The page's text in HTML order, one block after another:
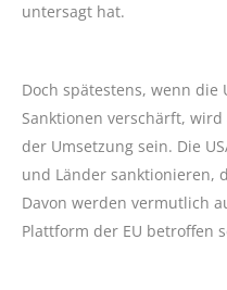
untersagt hat.
Doch spätestens, wenn die
Sanktionen verschärft,
der Umsetzung sein. Die
und Länder sanktionieren,
Davon werden vermutlich
Plattform der EU betroffen